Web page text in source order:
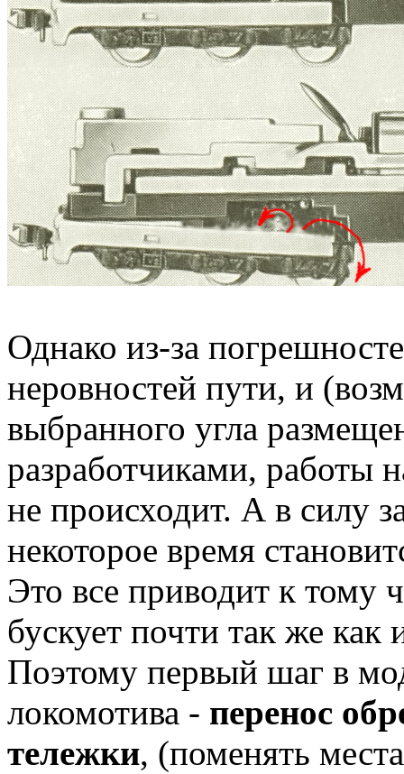
Однако из-за
неровностей пути, и
выбранного угла
разработчиками, работы
не происходит. А в силу
некоторое время
Это все приводит к тому
бускует почти так же как
Поэтому первый шаг в
локомотива - перенос
тележки, (поменять